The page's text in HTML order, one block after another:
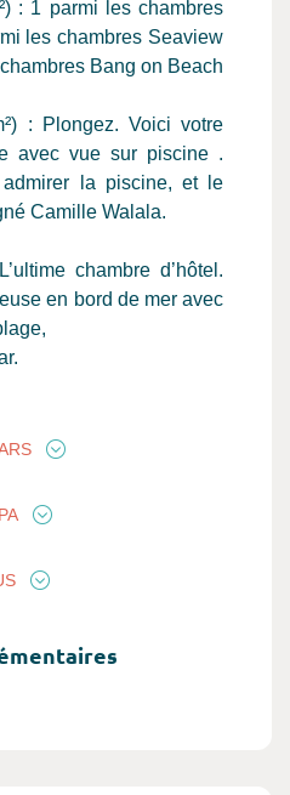
: 1 parmi les chambres
les chambres Seaview
Bang on Beach
: Plongez. Voici votre
avec vue sur piscine .
admirer la piscine, et le
Camille Walala.
chambre d’hôtel.
en bord de mer avec